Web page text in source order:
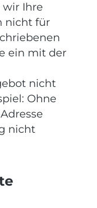
wir Ihre
nicht für
ein mit der
nicht
Ohne
nicht